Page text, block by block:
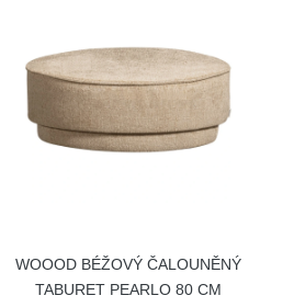
WOOOD BÉŽOVÝ ČALOUNĚNÝ
TABURET PEARLO 80 CM